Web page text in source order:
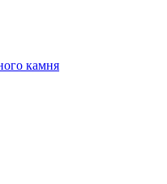
камня